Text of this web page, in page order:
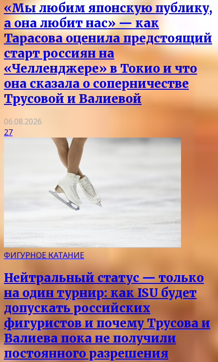
«Мы любим японскую публику,
а она любит нас» — как
Тарасова оценила предстоящий
старт россиян на
«Челленджере» в Токио и что
она сказала о соперничестве
Трусовой и Валиевой
06.08.2026
27
ФИГУРНОЕ КАТАНИЕ
Нейтральный статус — только
на один турнир: как ISU будет
допускать российских
фигуристов и почему Трусова и
Валиева пока не получили
постоянного разрешения